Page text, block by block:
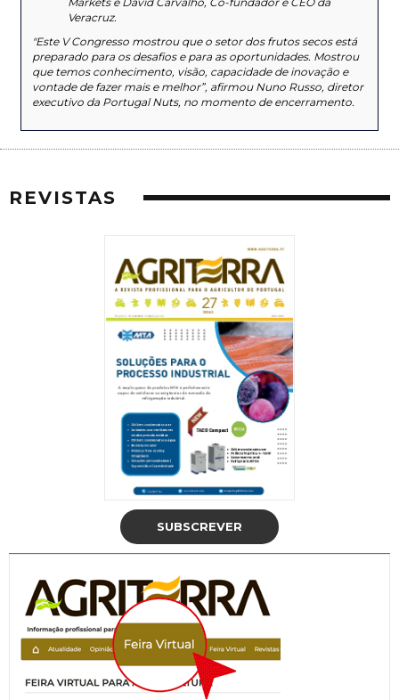
Veracruz.
"Este V Congresso mostrou que o setor dos frutos secos está
preparado para os desafios e para as oportunidades. Mostrou
que temos conhecimento, visão, capacidade de inovação e
vontade de fazer mais e melhor”, afirmou Nuno Russo, diretor
executivo da Portugal Nuts, no momento de encerramento.
REVISTAS
SUBSCREVER